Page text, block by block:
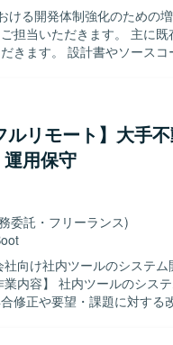
発体制強化のための増員となります
担当いただきます。 主に
きます。 設計書やソース
きながら、自走して開発
ケーションを取りながら
ることができます。 既存
。 【開発環境】 JavaおよびSpring
開発環境下で、
リモート】大手
用保守
委託・フリーランス)
社向け社内ツールのシステ
修正や要望・課題に対する